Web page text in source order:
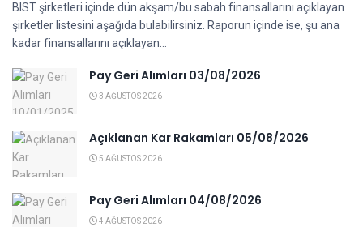
BIST şirketleri içinde dün akşam/bu sabah finansallarını açıklayan
şirketler listesini aşağıda bulabilirsiniz. Raporun içinde ise, şu ana
kadar finansallarını açıklayan...
Pay Geri Alımları 03/08/2026
3 AĞUSTOS 2026
Açıklanan Kar Rakamları 05/08/2026
5 AĞUSTOS 2026
Pay Geri Alımları 04/08/2026
4 AĞUSTOS 2026